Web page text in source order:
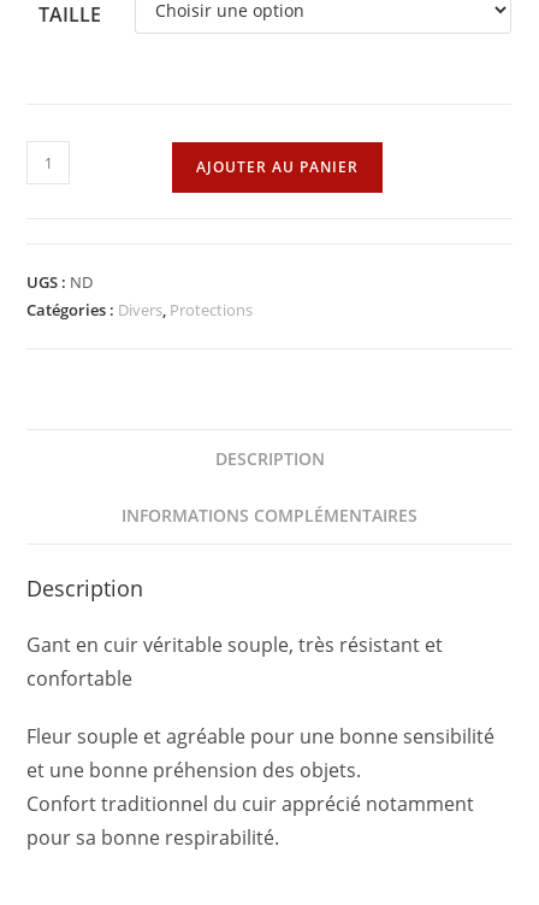
TAILLE
quantité
de
manutention
en
AJOUTER AU PANIER
UGS : ND
Catégories : Divers, Protections
DESCRIPTION
INFORMATIONS COMPLÉMENTAIRES
Description
Gant en cuir véritable souple, très résistant et
confortable
Fleur souple et agréable pour une bonne sensibilité
et une bonne préhension des objets.
Confort traditionnel du cuir apprécié notamment
pour sa bonne respirabilité.